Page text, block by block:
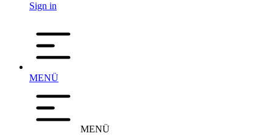
Sign in
MENÜ
MENÜ